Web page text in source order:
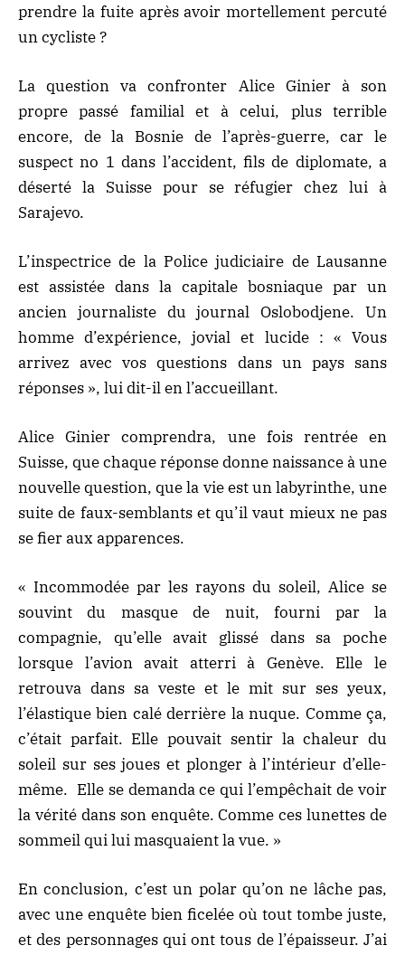
prendre la fuite après avoir mortellement percuté
un cycliste ?
La question va confronter Alice Ginier à son
propre passé familial et à celui, plus terrible
encore, de la Bosnie de l’après-guerre, car le
suspect no 1 dans l’accident, fils de diplomate, a
déserté la Suisse pour se réfugier chez lui à
Sarajevo.
L’inspectrice de la Police judiciaire de Lausanne
est assistée dans la capitale bosniaque par un
ancien journaliste du journal Oslobodjene. Un
homme d’expérience, jovial et lucide : « Vous
arrivez avec vos questions dans un pays sans
réponses », lui dit-il en l’accueillant.
Alice Ginier comprendra, une fois rentrée en
Suisse, que chaque réponse donne naissance à une
nouvelle question, que la vie est un labyrinthe, une
suite de faux-semblants et qu’il vaut mieux ne pas
se fier aux apparences.
« Incommodée par les rayons du soleil, Alice se
souvint du masque de nuit, fourni par la
compagnie, qu’elle avait glissé dans sa poche
lorsque l’avion avait atterri à Genève. Elle le
retrouva dans sa veste et le mit sur ses yeux,
l’élastique bien calé derrière la nuque. Comme ça,
c’était parfait. Elle pouvait sentir la chaleur du
soleil sur ses joues et plonger à l’intérieur d’elle-
même. Elle se demanda ce qui l’empêchait de voir
la vérité dans son enquête. Comme ces lunettes de
sommeil qui lui masquaient la vue. »
En conclusion, c’est un polar qu’on ne lâche pas,
avec une enquête bien ficelée où tout tombe juste,
et des personnages qui ont tous de l’épaisseur. J’ai